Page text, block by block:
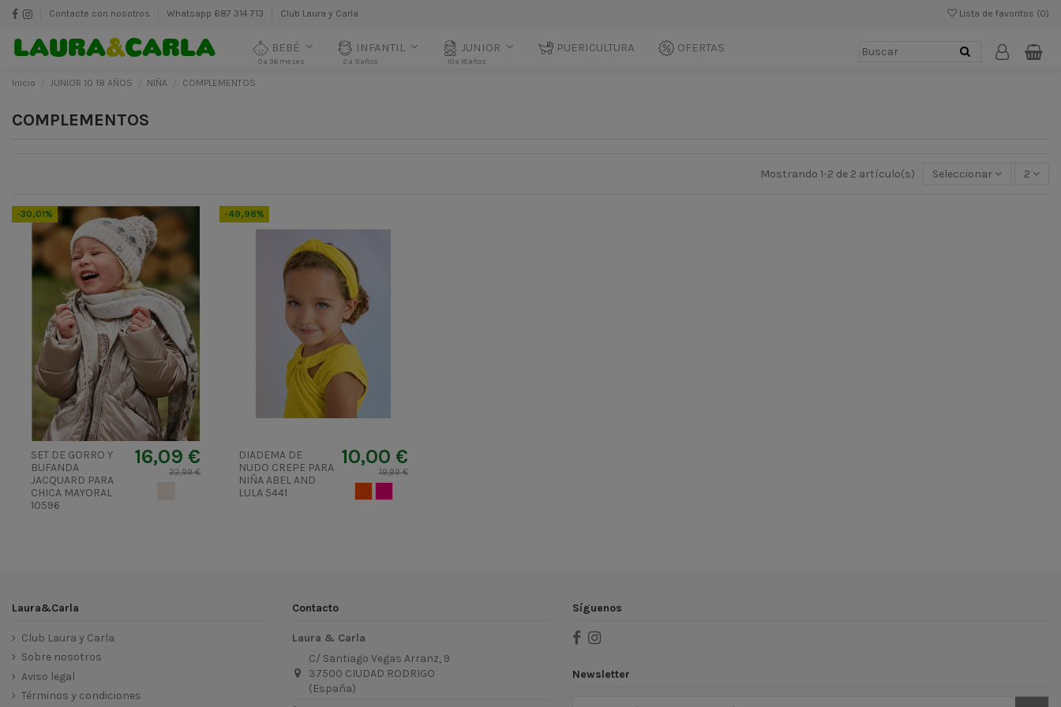
Contacte con nosotros Whatsapp 687 314 713 Club Laura y Carla Lista de favoritos (0)
BEBÉ
0 a 36 meses
INFANTIL
2 a 9 años
JUNIOR
10 a 18 años
PUERICULTURA OFERTAS
Inicio JUNIOR 10 18 AÑOS NIÑA COMPLEMENTOS
COMPLEMENTOS
Mostrando 1-2 de 2 artículo(s) Seleccionar 2
-30,01%
SET DE GORRO Y
BUFANDA
JACQUARD PARA
CHICA MAYORAL
10596
16,09 €
22,99 €
-49,98%
DIADEMA DE
NUDO CREPE PARA
NIÑA ABEL AND
LULA 5441
10,00 €
19,99 €
Laura&Carla
Club Laura y Carla
Sobre nosotros
Aviso legal
Términos y condiciones
Contacto
Laura & Carla
C/ Santiago Vegas Arranz, 9
37500 CIUDAD RODRIGO
(España)
Síguenos
Newsletter